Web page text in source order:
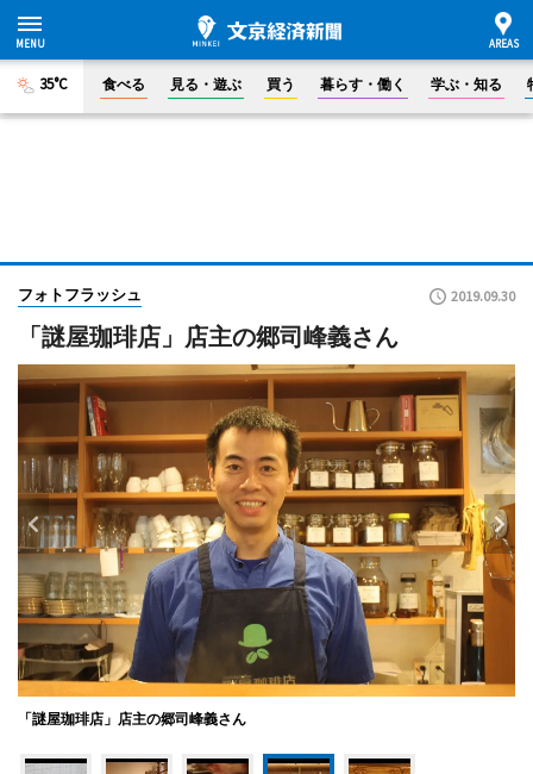
35°C 食べる 見る・遊ぶ 買う 暮らす・働く 学ぶ・知る
フォトフラッシュ 2019.09.30
「謎屋珈琲店」店主の郷司峰義さん
「謎屋珈琲店」店主の郷司峰義さん